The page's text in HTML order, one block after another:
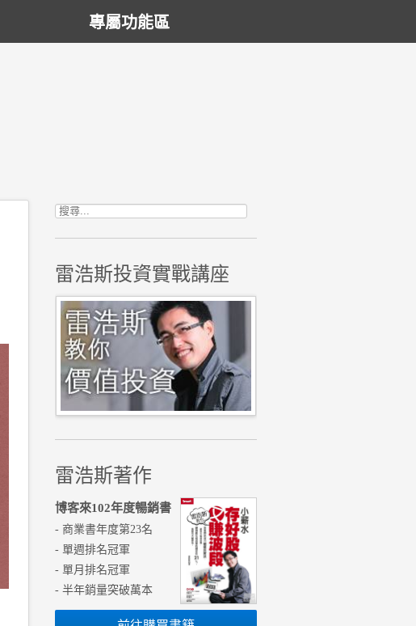
專屬功能區
搜尋關鍵字:
雷浩斯投資實戰講座
雷浩斯著作
博客來102年度暢銷書
- 商業書年度第23名
- 單週排名冠軍
- 單月排名冠軍
- 半年銷量突破萬本